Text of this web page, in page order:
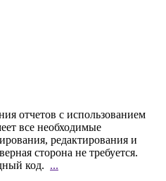
отчетов с использованием
все необходимые
редактирования и
сторона не требуется.
код. ...